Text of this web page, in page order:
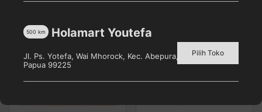
Holamart Youtefa
500 km
Jl. Ps. Yotefa, Wai Mhorock, Kec. Abepura, Kota Jayapura,
Papua 99225
Pilih Toko